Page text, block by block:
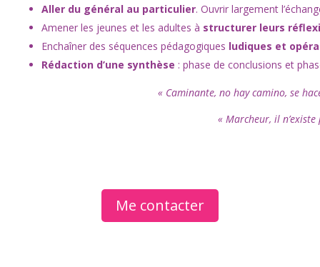
Aller du général au particulier. Ouvrir largement
Amener les jeunes et les adultes à structurer leurs
Enchaîner des séquences pédagogiques ludiques et
Rédaction d’une synthèse : phase de conclusions et
« Caminante, no hay camino, se
« Marcheur, il
Me contacter